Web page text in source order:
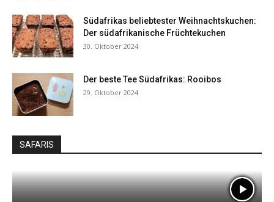
Südafrikas beliebtester Weihnachtskuchen:
Der südafrikanische Früchtekuchen
30. Oktober 2024
Der beste Tee Südafrikas: Rooibos
29. Oktober 2024
SAFARIS